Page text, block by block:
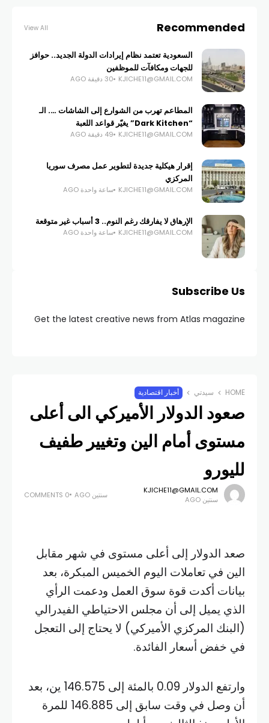
Recommended
View All
السعودية تعتمد نظام إيرادات الدولة الجديد.. حوافز
للجهات ومكافآت للموظفين
KJICHE11@GMAIL.COM 30 دقيقة AGO
المطاعم تهرب من الشوارع إلى الشاشات …. الـ
“Dark Kitchen” يغيّر قواعد اللعبة
KJICHE11@GMAIL.COM 49 دقيقة AGO
إقرار هيكلية جديدة لتطوير عمل مصرف سوريا
المركزي
KJICHE11@GMAIL.COM ساعة واحدة AGO
الإرهاق لا يفارقك رغم النوم.. 3 أسباب غير متوقعة
KJICHE11@GMAIL.COM ساعة واحدة AGO
Subscribe Us
Get the latest creative news from Atlas magazine
HOME سيدتي أخبار اقتصادية
صعود الدولار الأميركي الى أعلى
مستوى أمام الين وتغيير طفيف
لليورو
KJICHE11@GMAIL.COM
سنتين AGO
سنتين AGO 0 COMMENTS
صعد الدولار إلى أعلى مستوى في شهر مقابل
الين في تعاملات اليوم الخميس المبكرة، بعد
بيانات أكدت قوة سوق العمل ودعمت الرأي
الذي يميل إلى أن مجلس الاحتياطي الفيدرالي
(البنك المركزي الأميركي) لا يحتاج إلى التعجل
في خفض أسعار الفائدة.
وارتفع الدولار 0.09 بالمئة إلى 146.575 ين، بعد
أن وصل في وقت سابق إلى 146.885 للمرة